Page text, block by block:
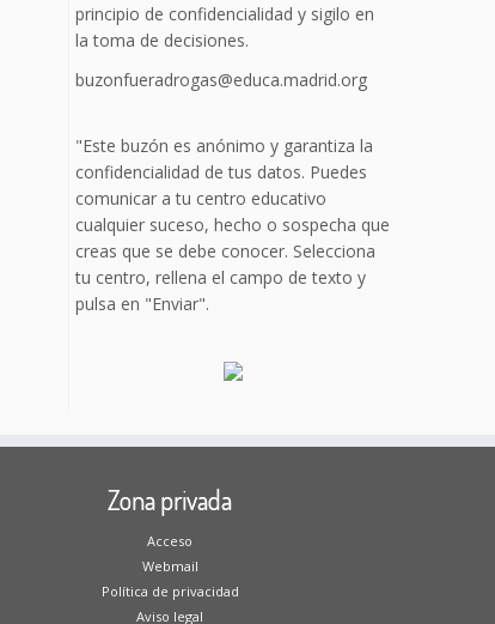
principio de confidencialidad y sigilo en
la toma de decisiones.
buzonfueradrogas@educa.madrid.org
"Este buzón es anónimo y garantiza la
confidencialidad de tus datos. Puedes
comunicar a tu centro educativo
cualquier suceso, hecho o sospecha que
creas que se debe conocer. Selecciona
tu centro, rellena el campo de texto y
pulsa en "Enviar".
Zona privada
Acceso
Webmail
Política de privacidad
Aviso legal